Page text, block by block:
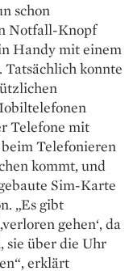
schon
Notfall-Knopf
Handy mit einem
konnte
Telefone mit
Telefonieren
kommt, und
Sim-Karte
„Es gibt
gehen‘, da
sie über die Uhr
erklärt